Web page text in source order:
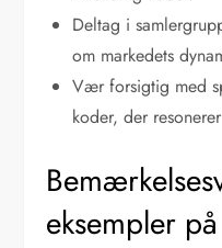
Deltag i
om markedets
Vær forsigtig med
koder, der
eksempler